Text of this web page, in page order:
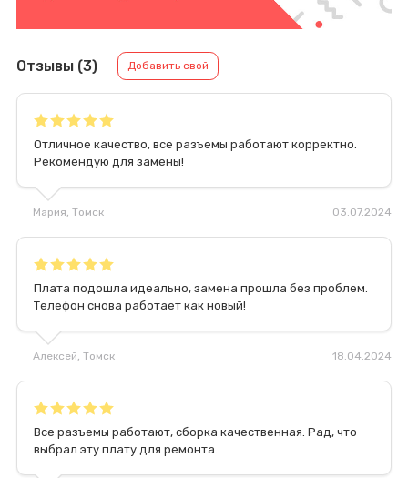
Отзывы (3) Добавить свой
Отличное качество, все разъемы работают корректно.
Рекомендую для замены!
Мария, Томск 03.07.2024
Плата подошла идеально, замена прошла без проблем.
Телефон снова работает как новый!
Алексей, Томск 18.04.2024
Все разъемы работают, сборка качественная. Рад, что
выбрал эту плату для ремонта.